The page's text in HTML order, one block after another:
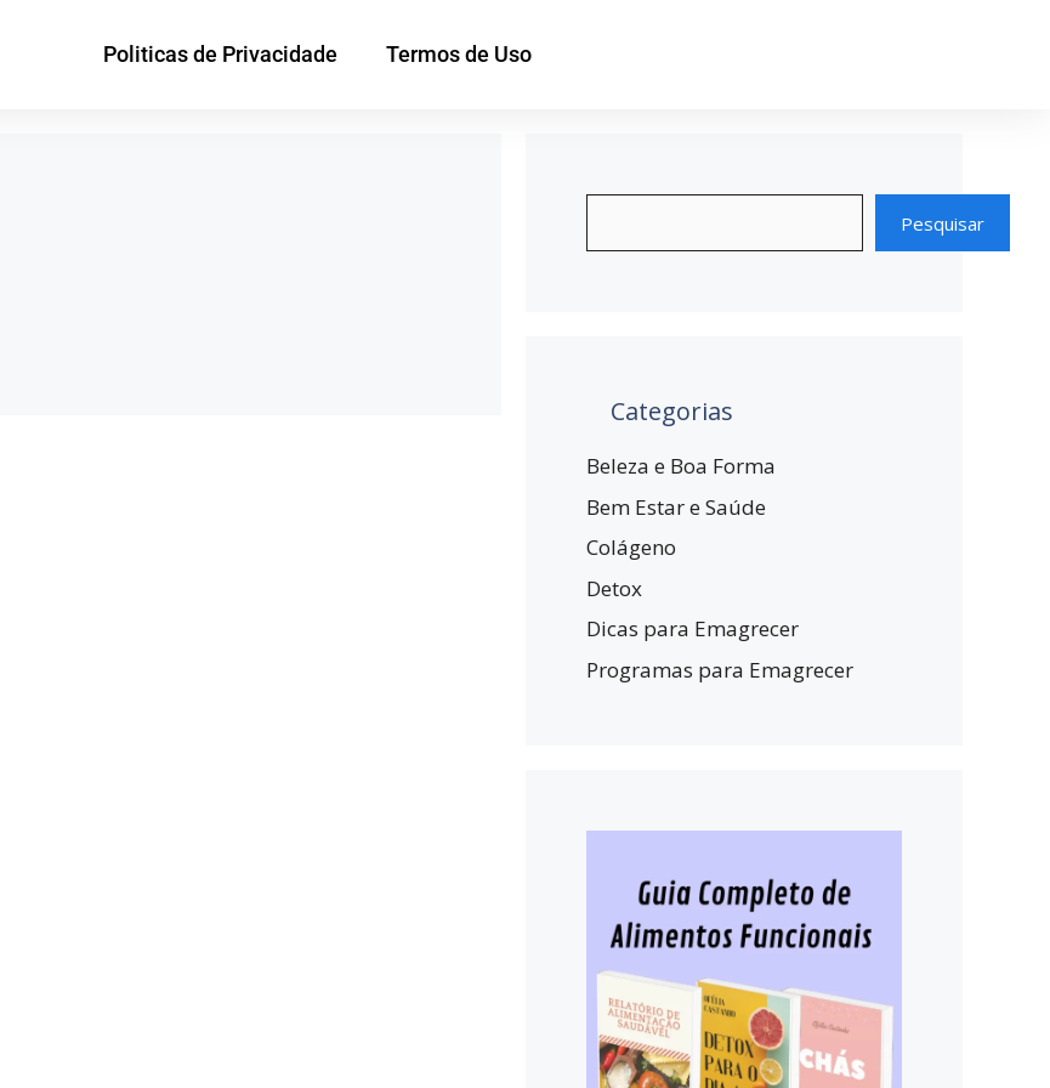
Politicas de Privacidade Termos de Uso
Pesquisar
Categorias
Beleza e Boa Forma
Bem Estar e Saúde
Colágeno
Detox
Dicas para Emagrecer
Programas para Emagrecer